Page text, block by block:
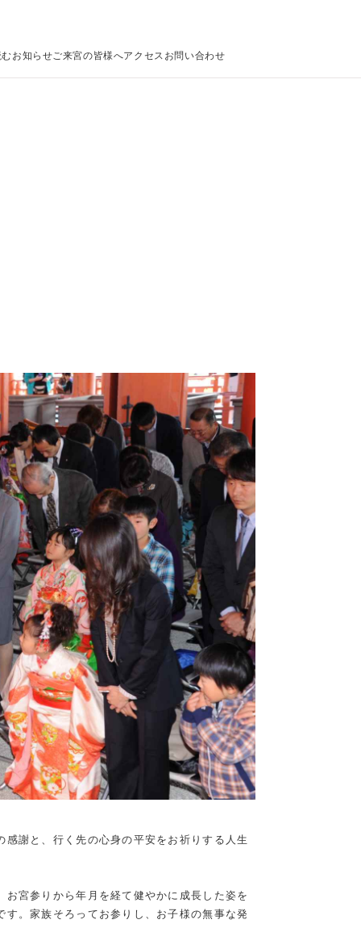
お知らせご来宮の皆様へアクセス お問い合わせ
謝と、行く先の心身の平安をお祈りする人生
宮参りから年月を経て健やかに成長した姿を
。家族そろってお参りし、お子様の無事な発